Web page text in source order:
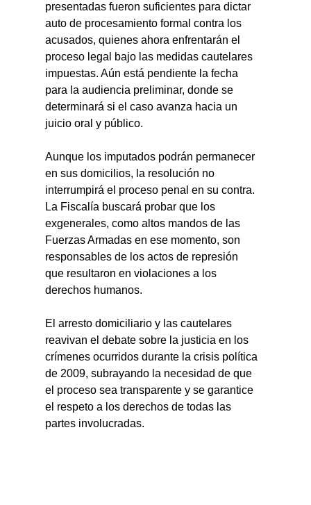
presentadas fueron suficientes para dictar
auto de procesamiento formal contra los
acusados, quienes ahora enfrentarán el
proceso legal bajo las medidas cautelares
impuestas. Aún está pendiente la fecha
para la audiencia preliminar, donde se
determinará si el caso avanza hacia un
juicio oral y público.
Aunque los imputados podrán permanecer
en sus domicilios, la resolución no
interrumpirá el proceso penal en su contra.
La Fiscalía buscará probar que los
exgenerales, como altos mandos de las
Fuerzas Armadas en ese momento, son
responsables de los actos de represión
que resultaron en violaciones a los
derechos humanos.
El arresto domiciliario y las cautelares
reavivan el debate sobre la justicia en los
crímenes ocurridos durante la crisis política
de 2009, subrayando la necesidad de que
el proceso sea transparente y se garantice
el respeto a los derechos de todas las
partes involucradas.